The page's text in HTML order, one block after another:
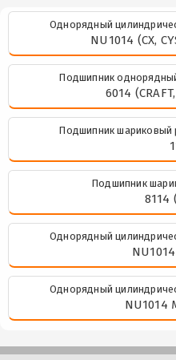
Однорядный
NU1014 (CX,
Подшипник
6014
Подшипник шариковый
Подшипник
8114
Однорядный
Однорядный
NU1014